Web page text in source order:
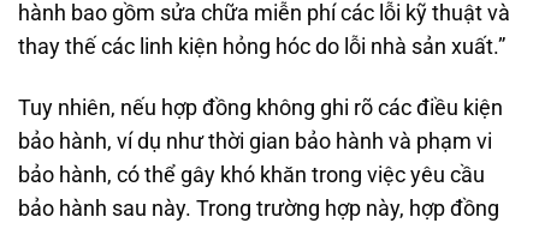
hành bao gồm sửa chữa miễn phí các lỗi kỹ thuật và
thay thế các linh kiện hỏng hóc do lỗi nhà sản xuất.”
Tuy nhiên, nếu hợp đồng không ghi rõ các điều kiện
bảo hành, ví dụ như thời gian bảo hành và phạm vi
bảo hành, có thể gây khó khăn trong việc yêu cầu
bảo hành sau này. Trong trường hợp này, hợp đồng